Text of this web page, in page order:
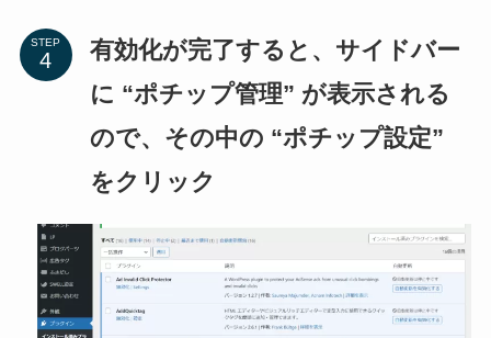
STEP
有効化が完了すると、サイドバー
に “ポチップ管理” が表示される
ので、その中の “ポチップ設定”
をクリック